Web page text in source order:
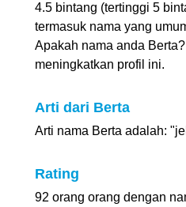
4.5 bintang (tertinggi 5
termasuk nama yang
Apakah nama anda
meningkatkan profil ini.
Arti dari Berta
Arti nama Berta adalah:
Rating
92 orang orang dengan